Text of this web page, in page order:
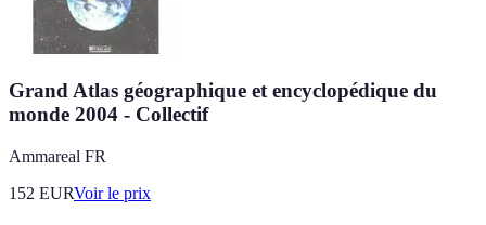
Grand Atlas géographique et encyclopédique du
monde 2004 - Collectif
Ammareal FR
152 EURVoir le prix